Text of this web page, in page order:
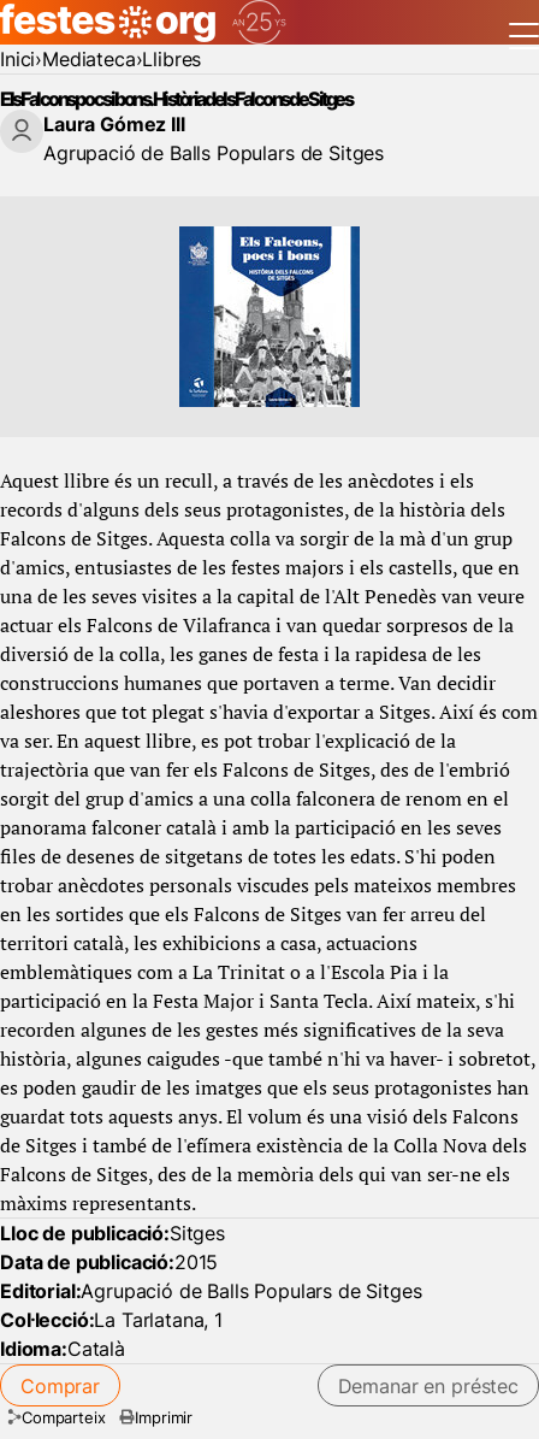
Inici Mediateca Llibres
Els Falcons pocs i bons. Història dels Falcons de Sitges
Laura Gómez Ill
Agrupació de Balls Populars de Sitges
Aquest llibre és un recull, a través de les anècdotes i els
records d'alguns dels seus protagonistes, de la història dels
Falcons de Sitges. Aquesta colla va sorgir de la mà d'un grup
d'amics, entusiastes de les festes majors i els castells, que en
una de les seves visites a la capital de l'Alt Penedès van veure
actuar els Falcons de Vilafranca i van quedar sorpresos de la
diversió de la colla, les ganes de festa i la rapidesa de les
construccions humanes que portaven a terme. Van decidir
aleshores que tot plegat s'havia d'exportar a Sitges. Així és com
va ser. En aquest llibre, es pot trobar l'explicació de la
trajectòria que van fer els Falcons de Sitges, des de l'embrió
sorgit del grup d'amics a una colla falconera de renom en el
panorama falconer català i amb la participació en les seves
files de desenes de sitgetans de totes les edats. S'hi poden
trobar anècdotes personals viscudes pels mateixos membres
en les sortides que els Falcons de Sitges van fer arreu del
territori català, les exhibicions a casa, actuacions
emblemàtiques com a La Trinitat o a l'Escola Pia i la
participació en la Festa Major i Santa Tecla. Així mateix, s'hi
recorden algunes de les gestes més significatives de la seva
història, algunes caigudes -que també n'hi va haver- i sobretot,
es poden gaudir de les imatges que els seus protagonistes han
guardat tots aquests anys. El volum és una visió dels Falcons
de Sitges i també de l'efímera existència de la Colla Nova dels
Falcons de Sitges, des de la memòria dels qui van ser-ne els
màxims representants.
Lloc de publicació:Sitges
Data de publicació:2015
Editorial:Agrupació de Balls Populars de Sitges
Col·lecció:La Tarlatana, 1
Idioma:Català
Comprar
Demanar en préstec
Comparteix Imprimir